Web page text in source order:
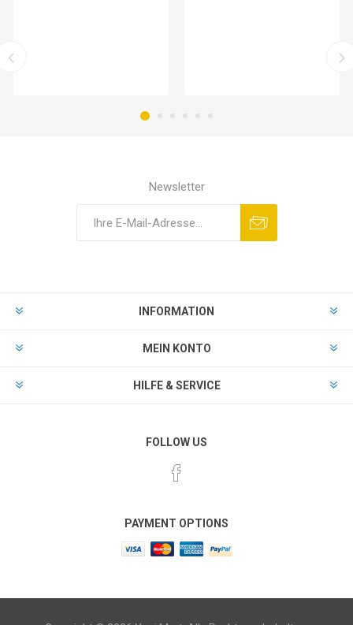
Newsletter
INFORMATION
MEIN KONTO
HILFE & SERVICE
FOLLOW US
PAYMENT OPTIONS